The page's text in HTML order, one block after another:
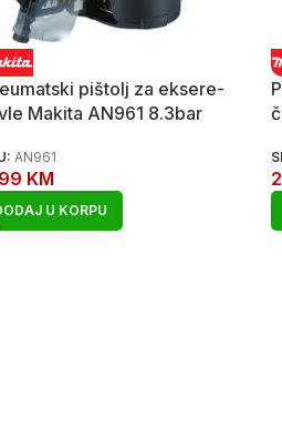
pištolj za eksere-
Makita AN961 8.3bar
AN961
KM
U KORPU